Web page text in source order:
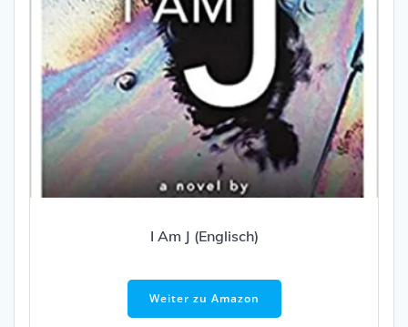
I Am J (Englisch)
Weiter zu Amazon